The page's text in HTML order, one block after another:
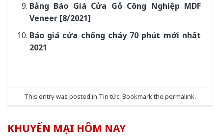
Bảng Báo Giá Cửa Gỗ Công Nghiệp MDF
Veneer [8/2021]
Báo giá cửa chống cháy 70 phút mới nhất
2021
This entry was posted in Tin tức. Bookmark the permalink.
KHUYẾN MẠI HÔM NAY